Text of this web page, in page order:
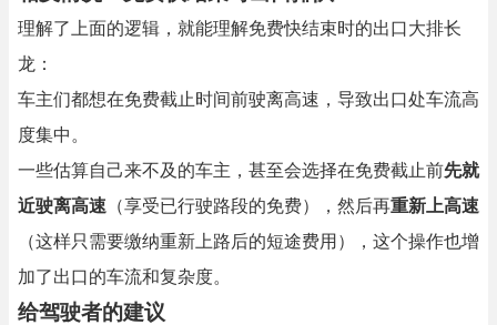
理解了上面的逻辑，就能理解免费快结束时的出口大排长
龙：
车主们都想在免费截止时间前驶离高速，导致出口处车流高
度集中。
一些估算自己来不及的车主，甚至会选择在免费截止前先就
近驶离高速 （享受已行驶路段的免费），然后再重新上高速
（这样只需要缴纳重新上路后的短途费用），这个操作也增
加了出口的车流和复杂度。
给驾驶者的建议